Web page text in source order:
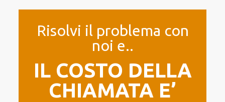
Risolvi il problema con
noi e..
IL COSTO DELLA
CHIAMATA E’